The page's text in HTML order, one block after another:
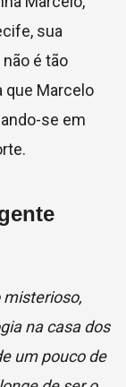
sua
é tão
que Marcelo
se em
misterioso,
na casa dos
um pouco de